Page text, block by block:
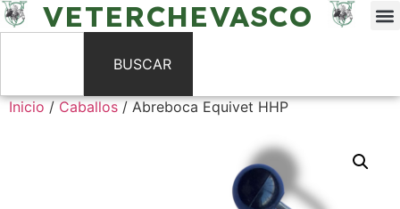
VETERCHEVASCO
BUSCAR
Inicio/Caballos/ Abreboca Equivet HHP